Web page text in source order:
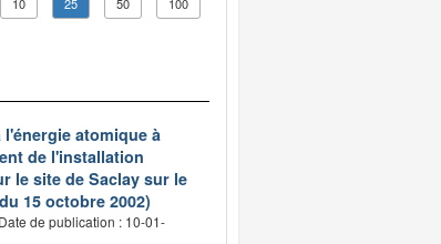
l'énergie atomique à
de l'installation
le site de Saclay sur le
15 octobre 2002)
Date de publication : 10-01-